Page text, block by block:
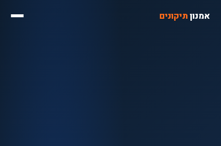
אמנון תיקונים